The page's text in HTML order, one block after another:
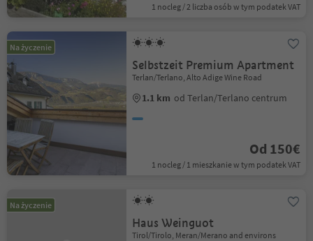
1 nocleg / 2 liczba osób w tym podatek VAT
Na życzenie
Selbstzeit Premium Apartment
Terlan/Terlano, Alto Adige Wine Road
1.1 km od Terlan/Terlano centrum
Od 150€
1 nocleg / 1 mieszkanie w tym podatek VAT
Na życzenie
Haus Weinguot
Tirol/Tirolo, Meran/Merano and environs